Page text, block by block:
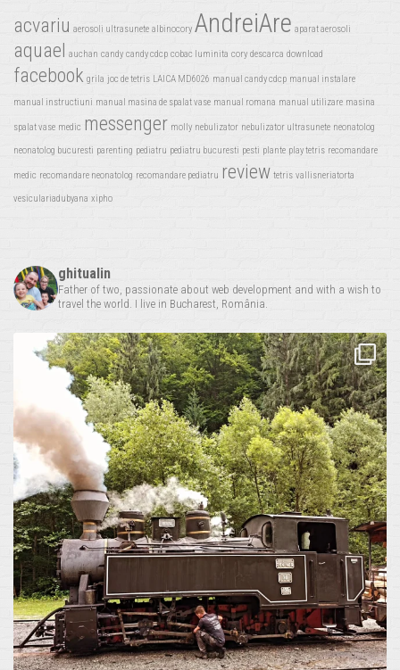
acvariu aerosoli ultrasunete albinocory AndreiAre aparat aerosoli
aquael auchan candy candy cdcp cobac luminita cory descarca download
facebook grila joc de tetris LAICA MD6026 manual candy cdcp manual instalare
manual instructiuni manual masina de spalat vase manual romana manual utilizare masina
spalat vase medic messenger molly nebulizator nebulizator ultrasunete neonatolog
neonatolog bucuresti parenting pediatru pediatru bucuresti pesti plante play tetris recomandare
medic recomandare neonatolog recomandare pediatru review tetris vallisneriatorta
vesiculariadubyana xipho
ghitualin
Father of two, passionate about web development and with a wish to
travel the world. I live in Bucharest, România.